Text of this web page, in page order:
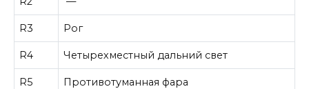
R3 Рог
R4 Четырехместный дальний свет
R5 Противотуманная фара